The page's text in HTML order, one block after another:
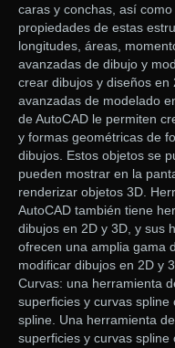
caras y conchas, así
propiedades de estas
longitudes, áreas,
avanzadas de dibujo y
crear dibujos y diseños en
avanzadas de modelado
de AutoCAD le permiten
y formas geométricas de
dibujos. Estos objetos se
pueden mostrar en la
renderizar objetos 3D.
AutoCAD también tiene
dibujos en 2D y 3D, y sus
ofrecen una amplia gama
modificar dibujos en 2D y
Curvas: una herramienta
superficies y curvas
spline. Una herramienta
superficies y curvas